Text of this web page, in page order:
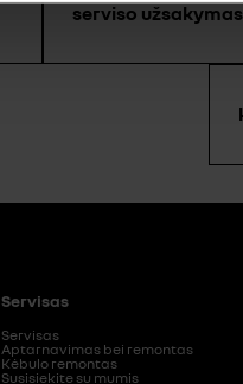
serviso užsakymas
Servisas
Servisas
Aptarnavimas bei remontas
Kėbulo remontas
Susisiekite su mumis